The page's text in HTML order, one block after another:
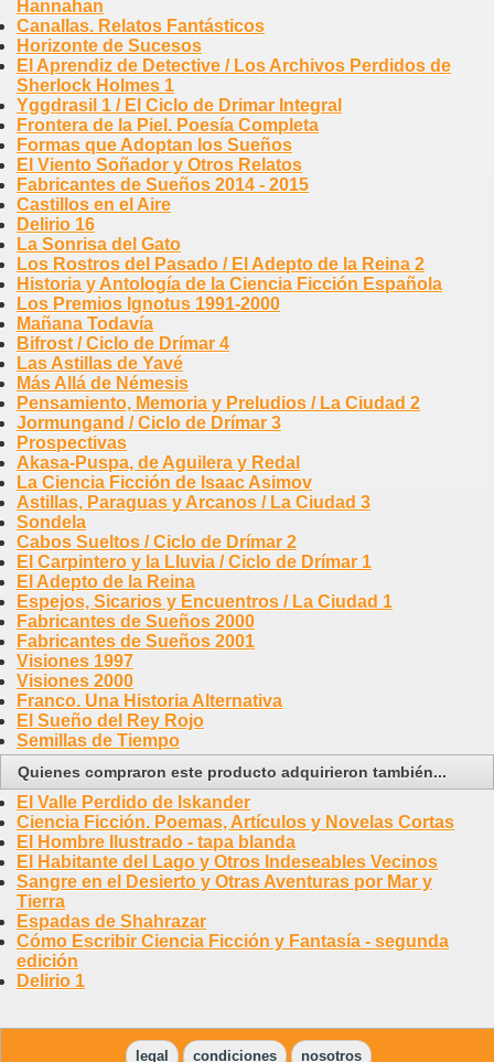
Hannahan
Canallas. Relatos Fantásticos
Horizonte de Sucesos
El Aprendiz de Detective / Los Archivos Perdidos de
Sherlock Holmes 1
Yggdrasil 1 / El Ciclo de Drimar Integral
Frontera de la Piel. Poesía Completa
Formas que Adoptan los Sueños
El Viento Soñador y Otros Relatos
Fabricantes de Sueños 2014 - 2015
Castillos en el Aire
Delirio 16
La Sonrisa del Gato
Los Rostros del Pasado / El Adepto de la Reina 2
Historia y Antología de la Ciencia Ficción Española
Los Premios Ignotus 1991-2000
Mañana Todavía
Bifrost / Ciclo de Drímar 4
Las Astillas de Yavé
Más Allá de Némesis
Pensamiento, Memoria y Preludios / La Ciudad 2
Jormungand / Ciclo de Drímar 3
Prospectivas
Akasa-Puspa, de Aguilera y Redal
La Ciencia Ficción de Isaac Asimov
Astillas, Paraguas y Arcanos / La Ciudad 3
Sondela
Cabos Sueltos / Ciclo de Drímar 2
El Carpintero y la Lluvia / Ciclo de Drímar 1
El Adepto de la Reina
Espejos, Sicarios y Encuentros / La Ciudad 1
Fabricantes de Sueños 2000
Fabricantes de Sueños 2001
Visiones 1997
Visiones 2000
Franco. Una Historia Alternativa
El Sueño del Rey Rojo
Semillas de Tiempo
Quienes compraron este producto adquirieron también...
El Valle Perdido de Iskander
Ciencia Ficción. Poemas, Artículos y Novelas Cortas
El Hombre Ilustrado - tapa blanda
El Habitante del Lago y Otros Indeseables Vecinos
Sangre en el Desierto y Otras Aventuras por Mar y
Tierra
Espadas de Shahrazar
Cómo Escribir Ciencia Ficción y Fantasía - segunda
edición
Delirio 1
legal condiciones nosotros